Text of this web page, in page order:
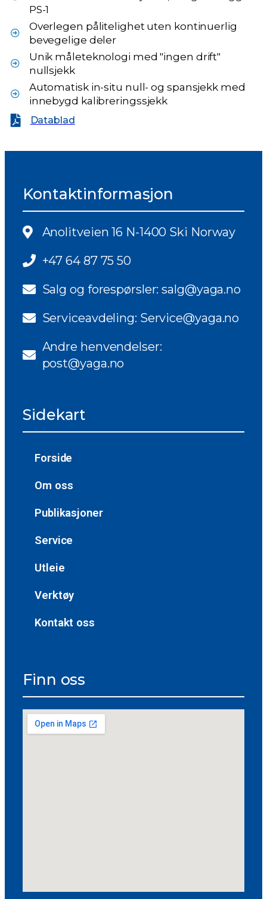
PS-1
Overlegen pålitelighet uten kontinuerlig
bevegelige deler
Unik måleteknologi med "ingen drift"
nullsjekk
Automatisk in-situ null- og spansjekk med
innebygd kalibreringssjekk
Datablad
Kontaktinformasjon
Anolitveien 16 N-1400 Ski Norway
+47 64 87 75 50
Salg og forespørsler: salg@yaga.no
Serviceavdeling: Service@yaga.no
Andre henvendelser:
post@yaga.no
Sidekart
Forside
Om oss
Publikasjoner
Service
Utleie
Verktøy
Kontakt oss
Finn oss